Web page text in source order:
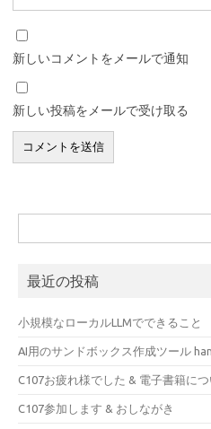
新しいコメントをメールで通知
新しい投稿をメールで受け取る
索:
最近の投稿
小規模なローカルLLMでできること
AI用のサンドボックス作成ツール
C107お疲れ様でした & 電子書籍につ
C107参加します & おしながき